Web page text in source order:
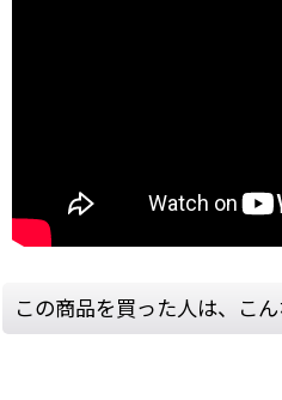
この商品を買った人は、こ